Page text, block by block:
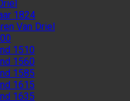
1824
Van Driel
1510
1560
1585
1615
1635